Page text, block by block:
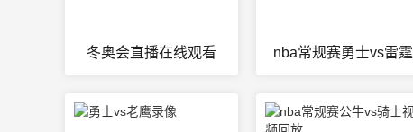
冬奥会直播在线观看 nba常规赛勇士vs雷霆